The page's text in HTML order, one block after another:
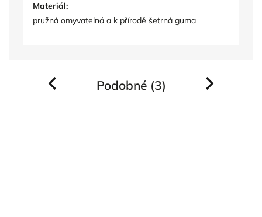
Materiál:
pružná omyvatelná a k přírodě šetrná guma
Podobné (3)
Previous Next